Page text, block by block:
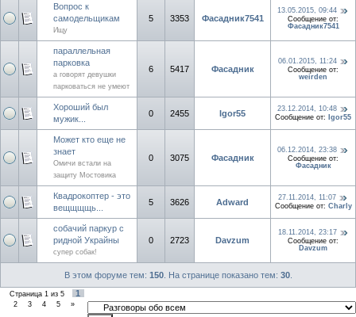
Вопрос к
самодельщикам
Ищу
5 3353 Фасадник7541
13.05.2015, 09:44
Сообщение от:
Фасадник7541
параллельная
парковка
а говорят девушки
парковаться не умеют
6 5417 Фасадник
06.01.2015, 11:24
Сообщение от:
weirden
Хороший был
мужик...
0 2455 Igor55
23.12.2014, 10:48
Сообщение от:
Igor55
Может кто еще не
знает
Омичи встали на
защиту Мостовика
0 3075 Фасадник
06.12.2014, 23:38
Сообщение от:
Фасадник
Квадрокоптер - это
вещщщщь...
5 3626 Adward
27.11.2014, 11:07
Сообщение от: Charly
собачий паркур с
ридной Украйны
супер собак!
0 2723 Davzum
18.11.2014, 23:17
Сообщение от:
Davzum
В этом форуме тем: 150. На странице показано тем: 30.
Страница 1 из 5 1
2 3 4 5 »